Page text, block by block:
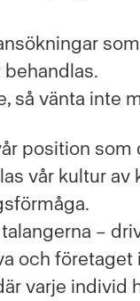
så vänta inte
position
vår kultur
–
och
varje individ